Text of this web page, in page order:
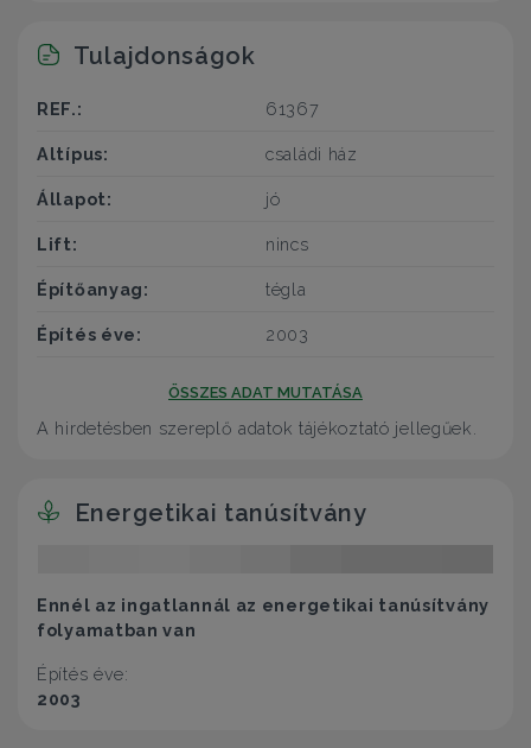
Tulajdonságok
REF.: 61367
Altípus: családi ház
Állapot: jó
Lift: nincs
Építőanyag: tégla
Építés éve: 2003
ÖSSZES ADAT MUTATÁSA
A hirdetésben szereplő adatok tájékoztató jellegűek.
Energetikai tanúsítvány
Ennél az ingatlannál az energetikai tanúsítvány
folyamatban van
Építés éve:
2003